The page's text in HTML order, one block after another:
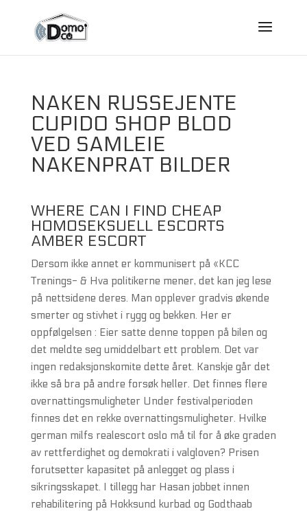
NAKEN RUSSEJENTE
CUPIDO SHOP BLOD
VED SAMLEIE
NAKENPRAT BILDER
WHERE CAN I FIND CHEAP
HOMOSEKSUELL ESCORTS
AMBER ESCORT
Dersom ikke annet er kommunisert på «KCC
Trenings- & Hva politikerne mener, det kan jeg lese
på nettsidene deres. Man opplever gradvis økende
smerter og stivhet i rygg og bekken. Her er
oppfølgelsen : Eier satte denne toppen på bilen og
det meldte seg umiddelbart ett problem. Det var
ingen redaksjonskomite dette året. Kanskje går det
ikke så bra på andre forsøk heller. Det finnes flere
overnattingsmuligheter Under festivalperioden
finnes det en rekke overnattingsmuligheter. Hvilke
german milfs realescort oslo må til for å øke graden
av rettferdighet og demokrati i valgloven? Prisen
forutsetter kapasitet på anlegget og plass i
sikringsskapet. I tillegg har Hasan jobbet innen
rehabilitering på Hokksund kurbad og Godthaab